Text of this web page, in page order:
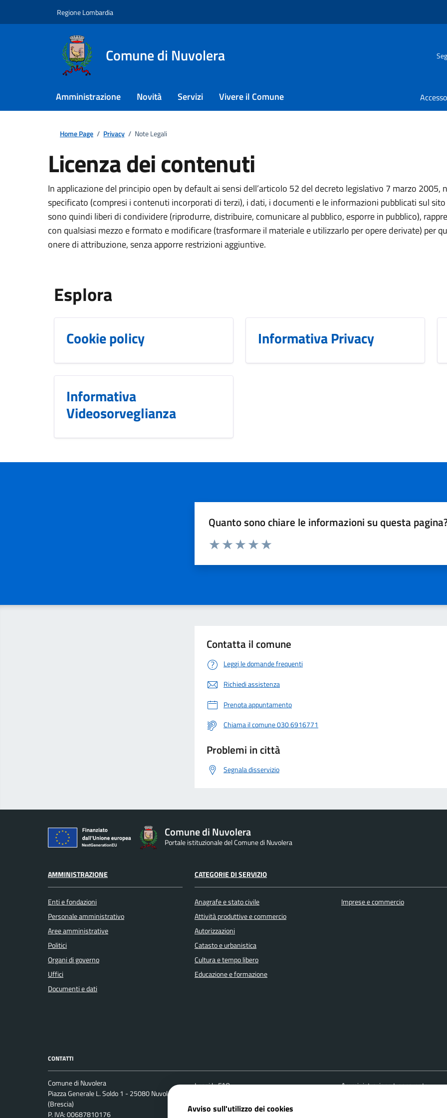
Regione Lombardia
Comune di Nuvolera
Amministrazione Novità Servizi Vivere il Comune
Home Page / Privacy / Note Legali
Licenza dei contenuti
In applicazione del principio open by default ai sensi dell’articolo 52 del decreto legislativo 7 marzo 2005,
specificato (compresi i contenuti incorporati di terzi), i dati, i documenti e le informazioni pubblicati sul
sono quindi liberi di condividere (riprodurre, distribuire, comunicare al pubblico, esporre in pubblico),
con qualsiasi mezzo e formato e modificare (trasformare il materiale e utilizzarlo per opere derivate) per
onere di attribuzione, senza apporre restrizioni aggiuntive.
Esplora
Cookie policy Informativa Privacy
Informativa
Videosorveglianza
Quanto sono chiare le informazioni su questa
Valuta da 1 a 5 stelle la pagina
Contatta il comune
Leggi le domande frequenti
Richiedi assistenza
Prenota appuntamento
Chiama il comune 030 6916771
Problemi in città
Segnala disservizio
Comune di Nuvolera
Portale istituzionale del Comune di Nuvolera
AMMINISTRAZIONE
Enti e fondazioni
Personale amministrativo
Aree amministrative
Politici
Organi di governo
Uffici
Documenti e dati
CATEGORIE DI SERVIZIO
Anagrafe e stato civile
Attività produttive e commercio
Autorizzazioni
Catasto e urbanistica
Cultura e tempo libero
Educazione e formazione
Imprese e commercio
CONTATTI
Comune di Nuvolera
Piazza Generale L. Soldo 1 - 25080 Nuvolera
(Brescia)
P. IVA: 00687810176
Leggi le FAQ
Segnalazione disservizio
Amministrazione trasparente
Avviso sull'utilizzo dei cookies